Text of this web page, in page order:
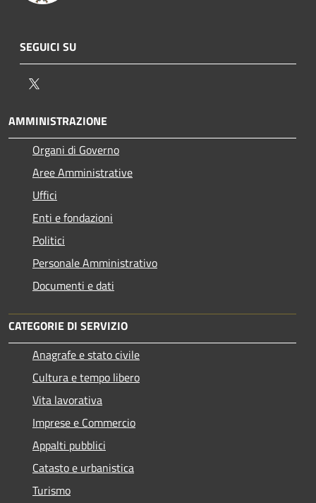
SEGUICI SU
AMMINISTRAZIONE
Organi di Governo
Aree Amministrative
Uffici
Enti e fondazioni
Politici
Personale Amministrativo
Documenti e dati
CATEGORIE DI SERVIZIO
Anagrafe e stato civile
Cultura e tempo libero
Vita lavorativa
Imprese e Commercio
Appalti pubblici
Catasto e urbanistica
Turismo